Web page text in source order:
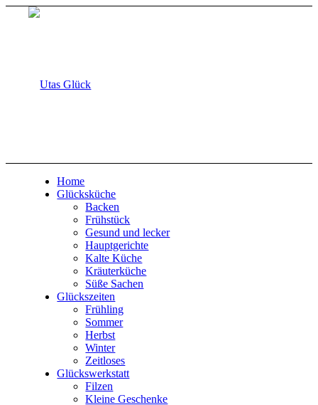
Home
Glücksküche
Backen
Frühstück
Gesund und lecker
Hauptgerichte
Kalte Küche
Kräuterküche
Süße Sachen
Glückszeiten
Frühling
Sommer
Herbst
Winter
Zeitloses
Glückswerkstatt
Filzen
Kleine Geschenke